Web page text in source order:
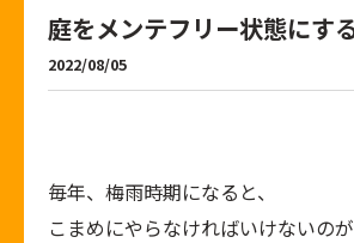
庭をメンテフリー状態にす
2022/08/05
毎年、梅雨時期になると、
こまめにやらなければいけないのが